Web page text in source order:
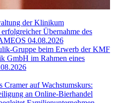
der Klinikum
Übernahme des
04.08.2026
Gruppe beim Erwerb der KMF
GmbH im Rahmen eines
Cramer auf Wachstumskurs:
an Online-Bierhandel